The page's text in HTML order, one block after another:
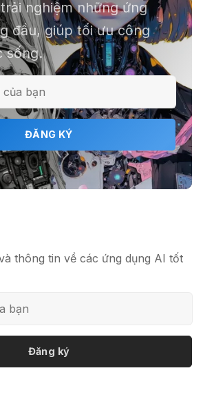
nghiệm những ứng
đầu, giúp tối ưu công
sống.
ĐĂNG KÝ
thông tin về các ứng dụng AI tốt
Đăng ký